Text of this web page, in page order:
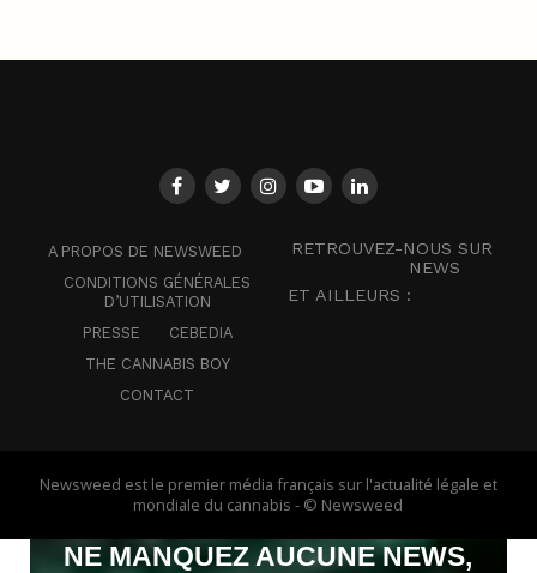
A PROPOS DE NEWSWEED
CONDITIONS GÉNÉRALES
D’UTILISATION
PRESSE
CEBEDIA
THE CANNABIS BOY
CONTACT
RETROUVEZ-NOUS SUR
NEWS
ET AILLEURS :
Newsweed est le premier média français sur l'actualité légale et
mondiale du cannabis - © Newsweed
NE MANQUEZ AUCUNE NEWS,